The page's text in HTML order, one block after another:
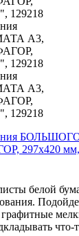
белой
что-